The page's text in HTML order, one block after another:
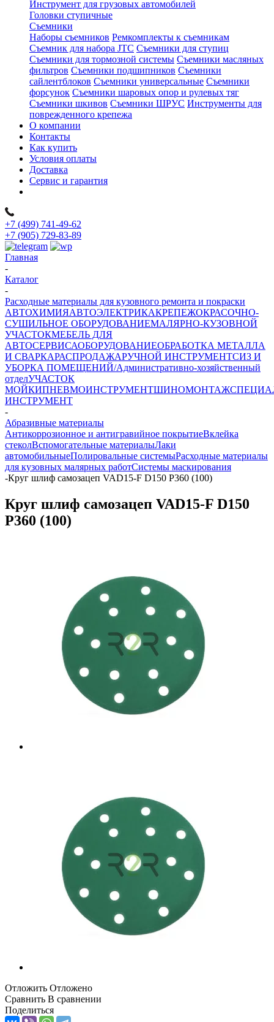
Инструмент для грузовых автомобилей
Головки ступичные
Съемники
Наборы съемников Ремкомплекты к съемникам
Съемник для набора JTC Съемники для ступиц
Съемники для тормозной системы Съемники масляных
фильтров Съемники подшипников Съемники
сайлентблоков Съемники универсальные Съемники
форсунок Съемники шаровых опор и рулевых тяг
Съемники шкивов Съемники ШРУС Инструменты для
поврежденного крепежа
О компании
Контакты
Как купить
Условия оплаты
Доставка
Сервис и гарантия
+7 (499) 741-49-62
+7 (905) 729-83-89
Главная
-
Каталог
-
Расходные материалы для кузовного ремонта и покраски
АВТОХИМИЯАВТОЭЛЕКТРИКАКРЕПЕЖОКРАСОЧНО-
СУШИЛЬНОЕ ОБОРУДОВАНИЕМАЛЯРНО-КУЗОВНОЙ
УЧАСТОКМЕБЕЛЬ ДЛЯ
АВТОСЕРВИСАОБОРУДОВАНИЕОБРАБОТКА МЕТАЛЛА
И СВАРКАРАСПРОДАЖАРУЧНОЙ ИНСТРУМЕНТСИЗ И
УБОРКА ПОМЕЩЕНИЙ/Административно-хозяйственный
отделУЧАСТОК
МОЙКИПНЕВМОИНСТРУМЕНТШИНОМОНТАЖ
ИНСТРУМЕНТ
-
Абразивные материалы
Антикоррозионное и антигравийное покрытиеВклейка
стеколВспомогательные материалыЛаки
автомобильныеПолировальные системыРасходные материалы
для кузовных малярных работСистемы маскирования
-Круг шлиф самозацеп VAD15-F D150 P360 (100)
Круг шлиф самозацеп VAD15-F D150
P360 (100)
Отложить Отложено
Сравнить В сравнении
Поделиться